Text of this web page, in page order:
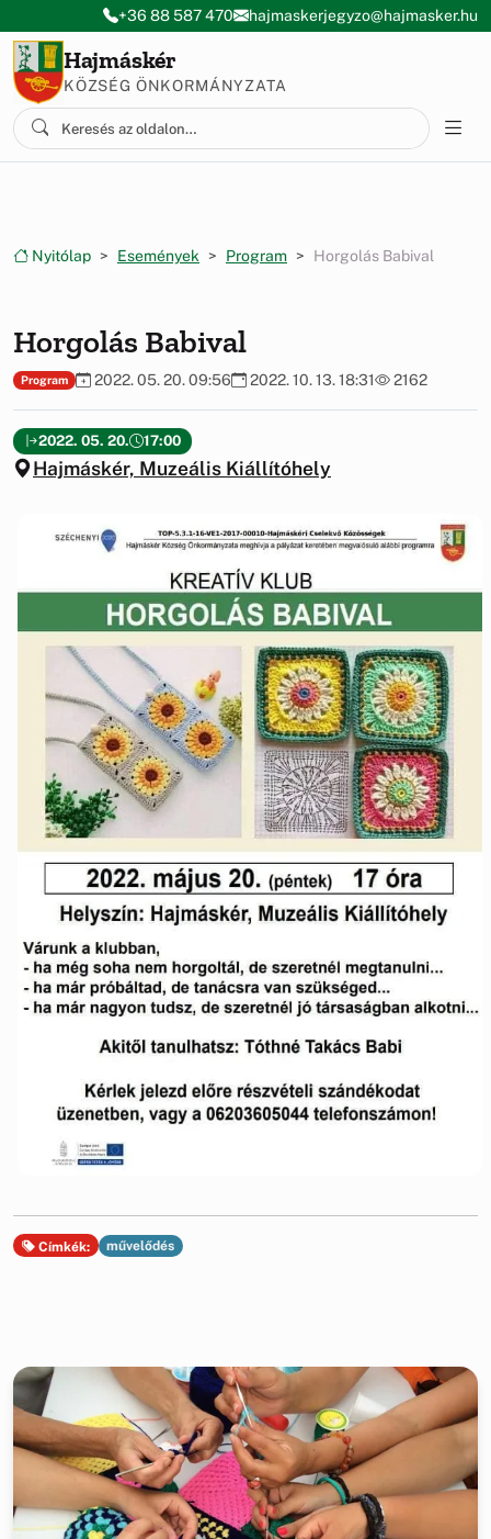
Ugrás a menüre
Ugrás a tartalomra
+36 88 587 470 hajmaskerjegyzo@hajmasker.hu
Hajmáskér
KÖZSÉG ÖNKORMÁNYZATA
Nyitólap Események Program Horgolás Babival
Horgolás Babival
Program 2022. 05. 20. 09:56 2022. 10. 13. 18:31 2162
2022. 05. 20. 17:00
Hajmáskér, Muzeális Kiállítóhely
Címkék: művelődés